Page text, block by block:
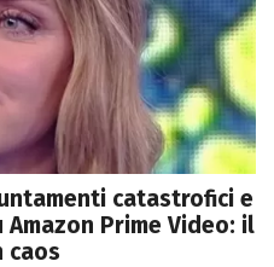
catastrofici e
Prime Video: il
caos